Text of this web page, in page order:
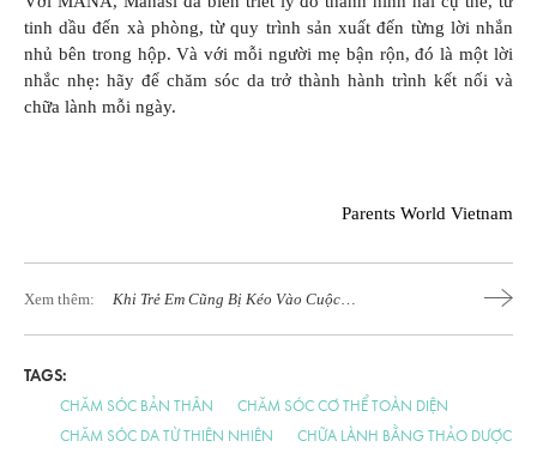
tinh dầu đến xà phòng, từ quy trình sản xuất đến từng lời nhắn
nhủ bên trong hộp. Và với mỗi người mẹ bận rộn, đó là một lời
nhắc nhẹ: hãy để chăm sóc da trở thành hành trình kết nối và
chữa lành mỗi ngày.
Parents World Vietnam
Xem thêm:
Khi Trẻ Em Cũng Bị Kéo Vào Cuộc
TAGS:
CHĂM SÓC BẢN THÂN
CHĂM SÓC CƠ THỂ TOÀN DIỆN
CHĂM SÓC DA TỪ THIÊN NHIÊN
CHỮA LÀNH BẰNG THẢO DƯỢC